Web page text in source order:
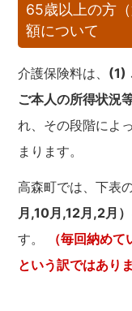
65歳以上の方
額について
介護保険料は、 (1)
ご本人の所得状況
れ、その段階によ
まります。
高森町では、下表
月,10月,12月,2月）
す。
（毎回納め
という訳ではあり